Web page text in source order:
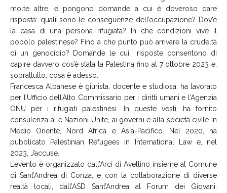
molte altre, e pongono domande a cui è doveroso dare
risposta: quali sono le conseguenze dell’occupazione? Dov’è
la casa di una persona rifugiata? In che condizioni vive il
popolo palestinese? Fino a che punto può arrivare la crudeltà
di un genocidio? Domande le cui risposte consentono di
capire davvero cos’è stata la Palestina fino al 7 ottobre 2023 e,
soprattutto, cosa è adesso.
Francesca Albanese è giurista, docente e studiosa; ha lavorato
per l’Ufficio dell’Alto Commissario per i diritti umani e l’Agenzia
ONU per i rifugiati palestinesi. In queste vesti, ha fornito
consulenza alle Nazioni Unite, ai governi e alla società civile in
Medio Oriente, Nord Africa e Asia-Pacifico. Nel 2020, ha
pubblicato Palestinian Refugees in International Law e, nel
2023, J’accuse.
L’evento è organizzato dall’Arci di Avellino insieme al Comune
di Sant’Andrea di Conza, e con la collaborazione di diverse
realtà locali, dall’ASD Sant’Andrea al Forum dei Giovani,